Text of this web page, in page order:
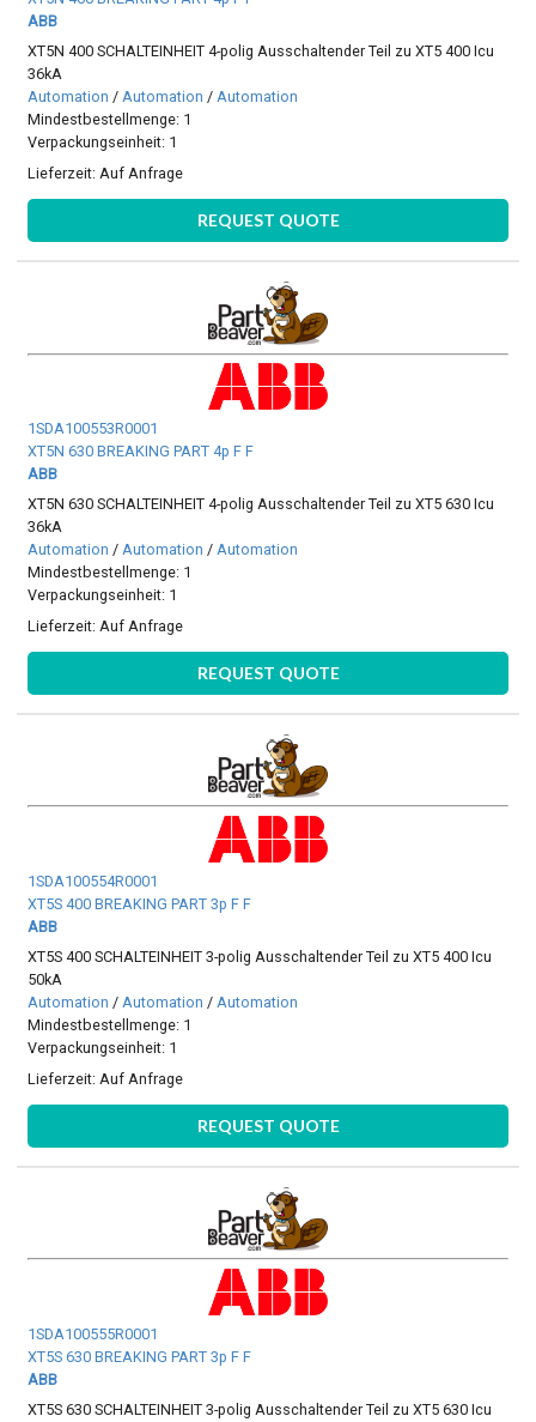
ABB
XT5N 400 SCHALTEINHEIT 4-polig Ausschaltender Teil zu XT5 400 Icu
36kA
Automation /Automation /Automation
Mindestbestellmenge: 1
Verpackungseinheit: 1
Lieferzeit: Auf Anfrage
REQUEST QUOTE
1SDA100553R0001
XT5N 630 BREAKING PART 4p F F
ABB
XT5N 630 SCHALTEINHEIT 4-polig Ausschaltender Teil zu XT5 630 Icu
36kA
Automation /Automation /Automation
Mindestbestellmenge: 1
Verpackungseinheit: 1
Lieferzeit: Auf Anfrage
REQUEST QUOTE
1SDA100554R0001
XT5S 400 BREAKING PART 3p F F
ABB
XT5S 400 SCHALTEINHEIT 3-polig Ausschaltender Teil zu XT5 400 Icu
50kA
Automation /Automation /Automation
Mindestbestellmenge: 1
Verpackungseinheit: 1
Lieferzeit: Auf Anfrage
REQUEST QUOTE
1SDA100555R0001
XT5S 630 BREAKING PART 3p F F
ABB
XT5S 630 SCHALTEINHEIT 3-polig Ausschaltender Teil zu XT5 630 Icu